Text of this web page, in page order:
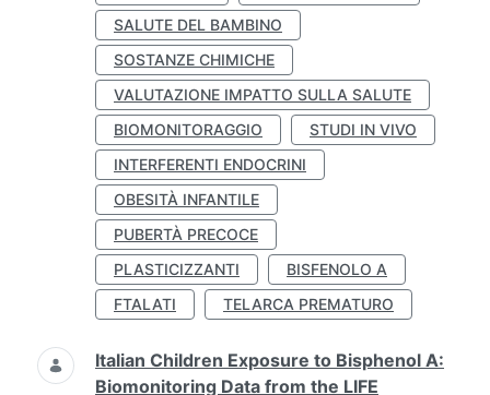
SALUTE DEL BAMBINO
SOSTANZE CHIMICHE
VALUTAZIONE IMPATTO SULLA SALUTE
BIOMONITORAGGIO
STUDI IN VIVO
INTERFERENTI ENDOCRINI
OBESITÀ INFANTILE
PUBERTÀ PRECOCE
PLASTICIZZANTI
BISFENOLO A
FTALATI
TELARCA PREMATURO
Italian Children Exposure to Bisphenol A:
Biomonitoring Data from the LIFE